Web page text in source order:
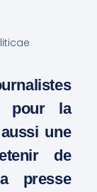
pour la
une
de
presse